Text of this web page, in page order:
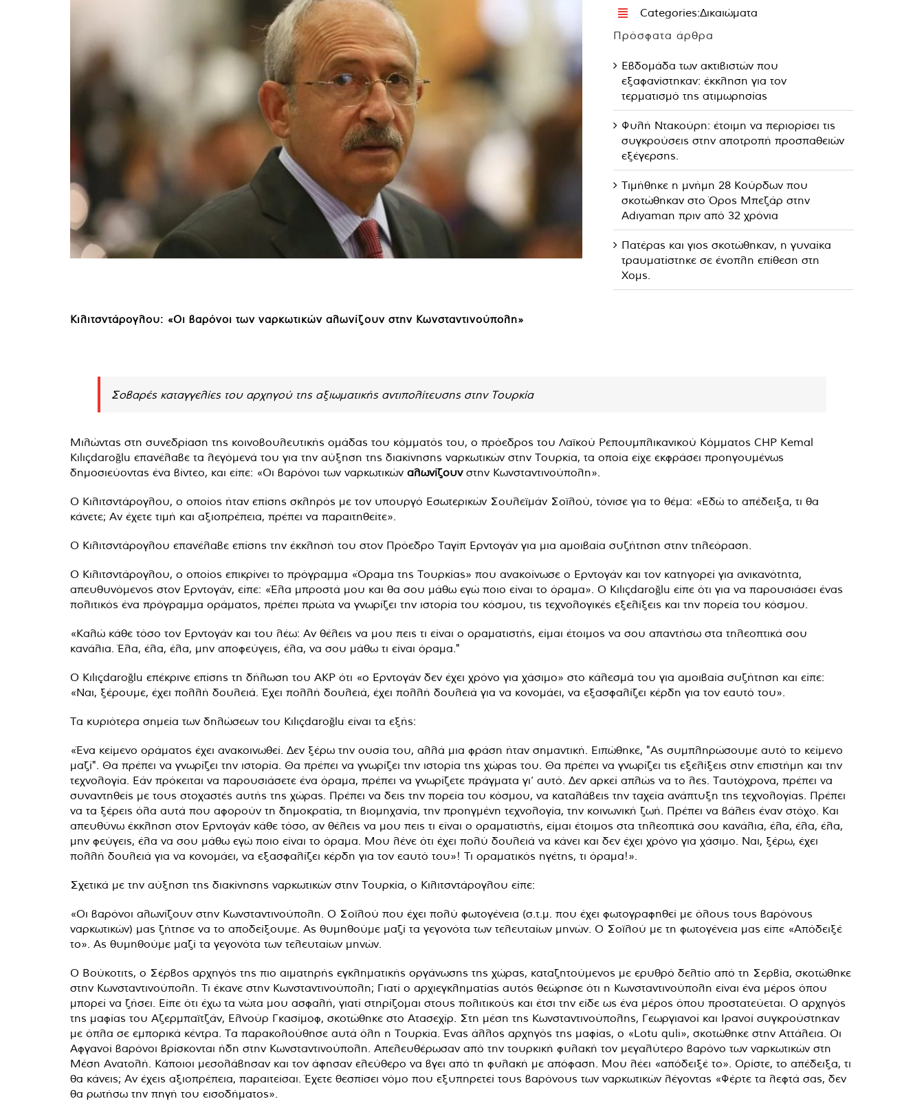
Categories:Δικαιώματα
Πρόσφατα άρθρα
Εβδομάδα των ακτιβιστών που
εξαφανίστηκαν: έκκληση για τον
τερματισμό της ατιμωρησίας
Φυλή Ντακούρη: έτοιμη να περιορίσει τις
συγκρούσεις στην αποτροπή προσπαθειών
εξέγερσης.
Τιμήθηκε η μνήμη 28 Κούρδων που
σκοτώθηκαν στο Όρος Μπεζάρ στην
Adıyaman πριν από 32 χρόνια
Πατέρας και γιος σκοτώθηκαν, η γυναίκα
τραυματίστηκε σε ένοπλη επίθεση στη
Χομς.
Κιλιτσντάρογλου: «Οι βαρόνοι των ναρκωτικών αλωνίζουν στην Κωνσταντινούπολη»
Σοβαρές καταγγελίες του αρχηγού της αξιωματικής αντιπολίτευσης στην Τουρκία
Μιλώντας στη συνεδρίαση της κοινοβουλευτικής ομάδας του κόμματός του, ο πρόεδρος του Λαϊκού Ρεπουμπλικανικού Κόμματος CHP Kemal
Kılıçdaroğlu επανέλαβε τα λεγόμενά του για την αύξηση της διακίνησης ναρκωτικών στην Τουρκία, τα οποία είχε εκφράσει προηγουμένως
δημοσιεύοντας ένα βίντεο, και είπε: «Οι βαρόνοι των ναρκωτικών αλωνίζουν στην Κωνσταντινούπολη».
Ο Κιλιτσντάρογλου, ο οποίος ήταν επίσης σκληρός με τον υπουργό Εσωτερικών Σουλεϊμάν Σοϊλού, τόνισε για το θέμα: «Εδώ το απέδειξα, τι θα
κάνετε; Αν έχετε τιμή και αξιοπρέπεια, πρέπει να παραιτηθείτε».
Ο Κιλιτσντάρογλου επανέλαβε επίσης την έκκλησή του στον Πρόεδρο Ταγίπ Ερντογάν για μια αμοιβαία συζήτηση στην τηλεόραση.
Ο Κιλιτσντάρογλου, ο οποίος επικρίνει το πρόγραμμα «Όραμα της Τουρκίας» που ανακοίνωσε ο Ερντογάν και τον κατηγορεί για ανικανότητα,
απευθυνόμενος στον Ερντογάν, είπε: «Έλα μπροστά μου και θα σου μάθω εγώ ποιο είναι το όραμα». Ο Kılıçdaroğlu είπε ότι για να παρουσιάσει ένας
πολιτικός ένα πρόγραμμα οράματος, πρέπει πρώτα να γνωρίζει την ιστορία του κόσμου, τις τεχνολογικές εξελίξεις και την πορεία του κόσμου.
«Καλώ κάθε τόσο τον Ερντογάν και του λέω: Αν θέλεις να μου πεις τι είναι ο οραματιστής, είμαι έτοιμος να σου απαντήσω στα τηλεοπτικά σου
κανάλια. Έλα, έλα, έλα, μην αποφεύγεις, έλα, να σου μάθω τι είναι όραμα."
Ο Kılıçdaroğlu επέκρινε επίσης τη δήλωση του AKP ότι «ο Ερντογάν δεν έχει χρόνο για χάσιμο» στο κάλεσμά του για αμοιβαία συζήτηση και είπε:
«Ναι, ξέρουμε, έχει πολλή δουλειά. Έχει πολλή δουλειά, έχει πολλή δουλειά για να κονομάει, να εξασφαλίζει κέρδη για τον εαυτό του».
Τα κυριότερα σημεία των δηλώσεων του Kılıçdaroğlu είναι τα εξής:
«Ένα κείμενο οράματος έχει ανακοινωθεί. Δεν ξέρω την ουσία του, αλλά μια φράση ήταν σημαντική. Ειπώθηκε, "Ας συμπληρώσουμε αυτό το κείμενο
μαζί". Θα πρέπει να γνωρίζει την ιστορία. Θα πρέπει να γνωρίζει την ιστορία της χώρας του. Θα πρέπει να γνωρίζει τις εξελίξεις στην επιστήμη και την
τεχνολογία. Εάν πρόκειται να παρουσιάσετε ένα όραμα, πρέπει να γνωρίζετε πράγματα γι’ αυτό. Δεν αρκεί απλώς να το λες. Ταυτόχρονα, πρέπει να
συναντηθείς με τους στοχαστές αυτής της χώρας. Πρέπει να δεις την πορεία του κόσμου, να καταλάβεις την ταχεία ανάπτυξη της τεχνολογίας. Πρέπει
να τα ξέρεις όλα αυτά που αφορούν τη δημοκρατία, τη βιομηχανία, την προηγμένη τεχνολογία, την κοινωνική ζωή. Πρέπει να βάλεις έναν στόχο. Και
απευθύνω έκκληση στον Ερντογάν κάθε τόσο, αν θέλεις να μου πεις τι είναι ο οραματιστής, είμαι έτοιμος στα τηλεοπτικά σου κανάλια, έλα, έλα, έλα,
μην φεύγεις, έλα να σου μάθω εγώ ποιο είναι το όραμα. Μου λένε ότι έχει πολύ δουλειά να κάνει και δεν έχει χρόνο για χάσιμο. Ναι, ξέρω, έχει
πολλή δουλειά για να κονομάει, να εξασφαλίζει κέρδη για τον εαυτό του»! Τι οραματικός ηγέτης, τι όραμα!».
Σχετικά με την αύξηση της διακίνησης ναρκωτικών στην Τουρκία, ο Κιλιτσντάρογλου είπε:
«Οι βαρόνοι αλωνίζουν στην Κωνσταντινούπολη. Ο Σοϊλού που έχει πολύ φωτογένεια (σ.τ.μ. που έχει φωτογραφηθεί με όλους τους βαρόνους
ναρκωτικών) μας ζήτησε να το αποδείξουμε. Ας θυμηθούμε μαζί τα γεγονότα των τελευταίων μηνών. Ο Σοϊλού με τη φωτογένεια μας είπε «Απόδειξέ
το». Ας θυμηθούμε μαζί τα γεγονότα των τελευταίων μηνών.
Ο Βούκοτιτς, ο Σέρβος αρχηγός της πιο αιματηρής εγκληματικής οργάνωσης της χώρας, καταζητούμενος με ερυθρό δελτίο από τη Σερβία, σκοτώθηκε
στην Κωνσταντινούπολη. Τι έκανε στην Κωνσταντινούπολη; Γιατί ο αρχιεγκληματίας αυτός θεώρησε ότι η Κωνσταντινούπολη είναι ένα μέρος όπου
μπορεί να ζήσει. Είπε ότι έχω τα νώτα μου ασφαλή, γιατί στηρίζομαι στους πολιτικούς και έτσι την είδε ως ένα μέρος όπου προστατεύεται. Ο αρχηγός
της μαφίας του Αζερμπαϊτζάν, Ελνούρ Γκασίμοφ, σκοτώθηκε στο Ατασεχίρ. Στη μέση της Κωνσταντινούπολης, Γεωργιανοί και Ιρανοί συγκρούστηκαν
με όπλα σε εμπορικά κέντρα. Τα παρακολούθησε αυτά όλη η Τουρκία. Ένας άλλος αρχηγός της μαφίας, ο «Lotu quli», σκοτώθηκε στην Αττάλεια. Οι
Αφγανοί βαρόνοι βρίσκονται ήδη στην Κωνσταντινούπολη. Απελευθέρωσαν από την τουρκική φυλακή τον μεγαλύτερο βαρόνο των ναρκωτικών στη
Μέση Ανατολή. Κάποιοι μεσολάβησαν και τον άφησαν ελεύθερο να βγει από τη φυλακή με απόφαση. Μου λέει «απόδειξέ το». Ορίστε, το απέδειξα, τι
θα κάνεις; Αν έχεις αξιοπρέπεια, παραιτείσαι. Έχετε θεσπίσει νόμο που εξυπηρετεί τους βαρόνους των ναρκωτικών λέγοντας «Φέρτε τα λεφτά σας, δεν
θα ρωτήσω την πηγή του εισοδήματος».